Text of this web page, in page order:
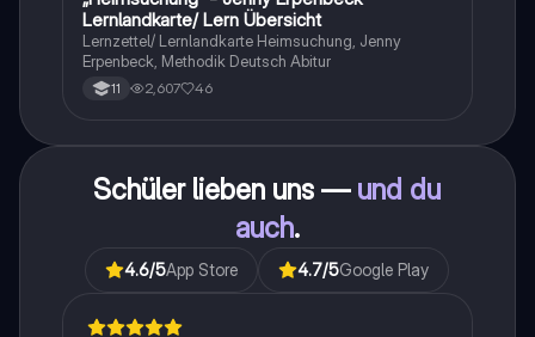
Lernlandkarte/ Lern Übersicht
Lernzettel/ Lernlandkarte Heimsuchung, Jenny
Erpenbeck, Methodik Deutsch Abitur
11 2,607 46
Schüler lieben uns — und du
auch.
4.6/5App Store 4.7/5Google Play